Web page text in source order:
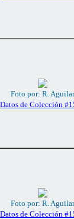
Foto por: R. Aguilar
Datos de Colección
Foto por: R. Aguilar
Datos de Colección